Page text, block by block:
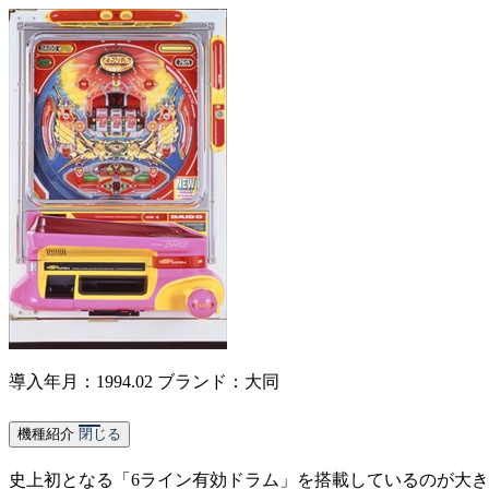
導入年月：1994.02 ブランド：大同
機種紹介 閉じる
史上初となる「6ライン有効ドラム」を搭載しているのが大き